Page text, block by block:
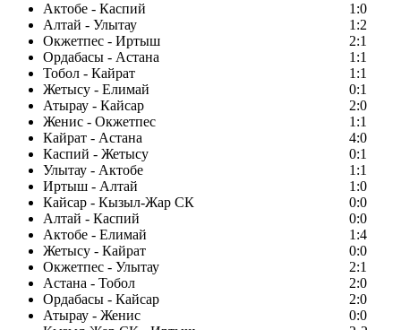
Актобе - Каспий
1:0
Алтай - Улытау
1:2
Окжетпес - Иртыш
2:1
Ордабасы - Астана
1:1
Тобол - Кайрат
1:1
Жетысу - Елимай
0:1
Атырау - Кайсар
2:0
Женис - Окжетпес
1:1
Кайрат - Астана
4:0
Каспий - Жетысу
0:1
Улытау - Актобе
1:1
Иртыш - Алтай
1:0
Кайсар - Кызыл-Жар СК
0:0
Алтай - Каспий
0:0
Актобе - Елимай
1:4
Жетысу - Кайрат
0:0
Окжетпес - Улытау
2:1
Астана - Тобол
2:0
Ордабасы - Кайсар
2:0
Атырау - Женис
0:0